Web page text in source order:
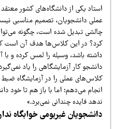
یکی از دانشگاه‌های کشور معتقد
دانشجویان، تصمیم مناسبی نیست.
تبدیل شده است، چگونه می‌توان
در این کلاس‌ها هدف آن است که
باشد، وسیله را لمس کرده و با آن
کار آزمایشگاهی را یاد نمی‌گیرد.
عملی را در آزمایشگاه ضبط
می‌دهم؛ اما با باز هم تا خود دانشجو
فایده چندانی نمی‌برد.»
غیربومی خوابگاه ندارند